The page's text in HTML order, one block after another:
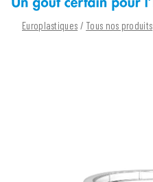
Europlastiques / Tous nos produits